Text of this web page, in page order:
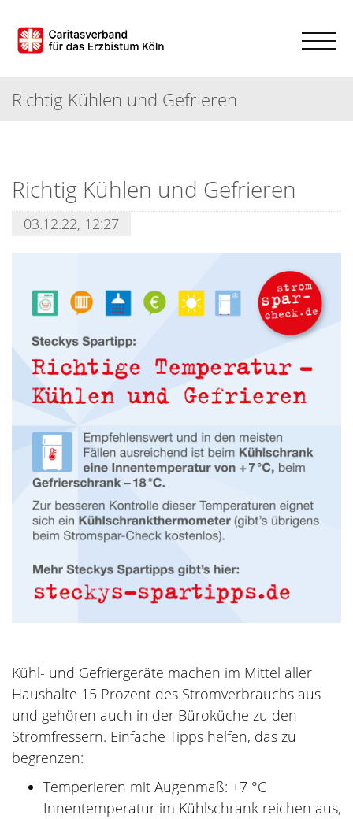
Richtig Kühlen und Gefrieren
Richtig Kühlen und Gefrieren
03.12.22, 12:27
Kühl- und Gefriergeräte machen im Mittel aller
Haushalte 15 Prozent des Stromverbrauchs aus
und gehören auch in der Büroküche zu den
Stromfressern. Einfache Tipps helfen, das zu
begrenzen:
Temperieren mit Augenmaß: +7 °C
Innentemperatur im Kühlschrank reichen aus,